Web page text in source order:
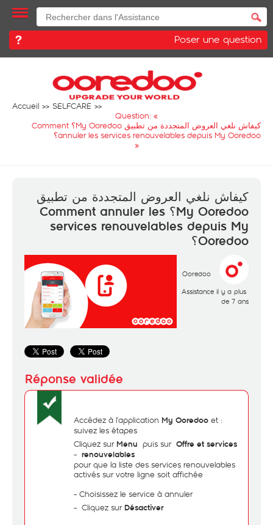
Poser une question
Accueil
SELFCARE
Question: «
كيفاش نلغي العروض المتجددة من تطبيق My Ooredoo؟ Comment
annuler les services renouvelables depuis My Ooredoo؟
»
كيفاش نلغي العروض المتجددة من تطبيق
My Ooredoo؟ Comment annuler les
services renouvelables depuis My
Ooredoo؟
Ooredoo
Assistance il y a plus
de 7 ans
: Accédez à l’application
My Ooredoo et
suivez les étapes
Cliquez sur Menu puis sur Offre et services
renouvelables
-
pour que la liste des services renouvelables
activés sur votre ligne soit affichée
Choisissez le service à annuler -
Cliquez sur Désactiver
-